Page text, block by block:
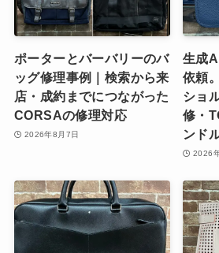
ポーターとバーバリーのバ
ッグ修理事例｜検索から来
店・成約までにつながった
CORSAの修理対応
2026年8月7日
生成
依頼
ショ
修・
ンド
2026